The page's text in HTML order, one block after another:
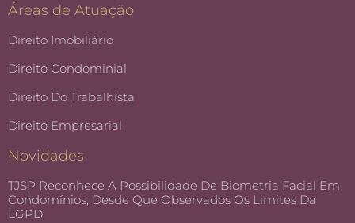
Áreas de Atuação
Direito Imobiliário
Direito Condominial
Direito Do Trabalhista
Direito Empresarial
Novidades
TJSP Reconhece A Possibilidade De Biometria Facial Em
Condomínios, Desde Que Observados Os Limites Da
LGPD